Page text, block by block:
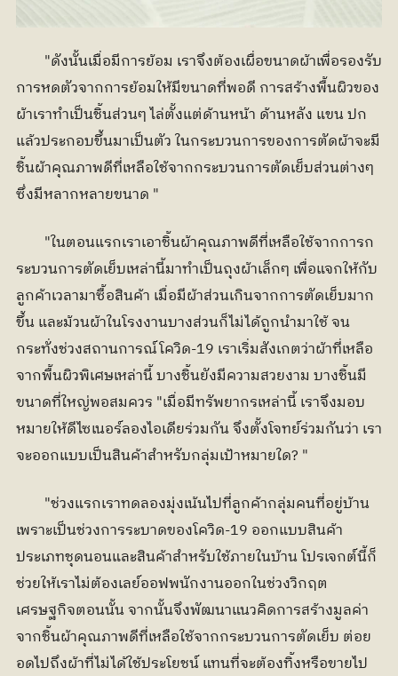
การหดตัวจากการย้อมให้มีขนาดที่พอดี การสร้างพื้นผิวของ
ผ้าเราทำเป็นชิ้นส่วนๆ ไล่ตั้งแต่ด้านหน้า ด้านหลัง แขน ปก
แล้วประกอบขึ้นมาเป็นตัว ในกระบวนการของการตัดผ้าจะมี
ชิ้นผ้าคุณภาพดีที่เหลือใช้จากกระบวนการตัดเย็บส่วนต่างๆ
ซึ่งมีหลากหลายขนาด "
ระบวนการตัดเย็บเหล่านี้มาทำเป็นถุงผ้าเล็กๆ เพื่อแจกให้กับ
ลูกค้าเวลามาซื้อสินค้า เมื่อมีผ้าส่วนเกินจากการตัดเย็บมาก
ขึ้น และม้วนผ้าในโรงงานบางส่วนก็ไม่ได้ถูกนำมาใช้ จน
กระทั่งช่วงสถานการณ์โควิด-19 เราเริ่มสังเกตว่าผ้าที่เหลือ
จากพื้นผิวพิเศษเหล่านี้ บางชิ้นยังมีความสวยงาม บางชิ้นมี
ขนาดที่ใหญ่พอสมควร "เมื่อมีทรัพยากรเหล่านี้ เราจึงมอบ
หมายให้ดีไซเนอร์ลองไอเดียร่วมกัน จึงตั้งโจทย์ร่วมกันว่า เรา
จะออกแบบเป็นสินค้าสำหรับกลุ่มเป้าหมายใด? "
เพราะเป็นช่วงการระบาดของโควิด-19 ออกแบบสินค้า
ประเภทชุดนอนและสินค้าสำหรับใช้ภายในบ้าน โปรเจกต์นี้ก็
ช่วยให้เราไม่ต้องเลย์ออฟพนักงานออกในช่วงวิกฤต
เศรษฐกิจตอนนั้น จากนั้นจึงพัฒนาแนวคิดการสร้างมูลค่า
จากชิ้นผ้าคุณภาพดีที่เหลือใช้จากกระบวนการตัดเย็บ ต่อย
อดไปถึงผ้าที่ไม่ได้ใช้ประโยชน์ แทนที่จะต้องทิ้งหรือขายไป